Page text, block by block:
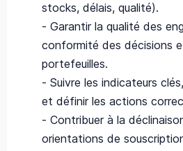
stocks, délais, qualité).
- Garantir la qualité des
conformité des décisions
portefeuilles.
- Suivre les indicateurs
et définir les actions
- Contribuer à la
orientations de